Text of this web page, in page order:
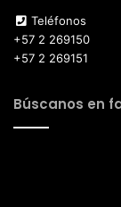
Teléfonos
+57 2 269150
+57 2 269151
Búscanos en